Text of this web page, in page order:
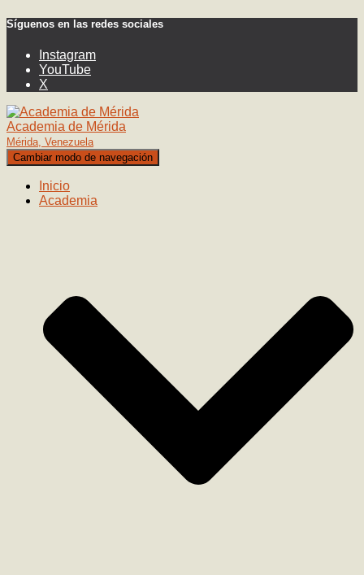
Síguenos en las redes sociales
Instagram
YouTube
X
Academia de Mérida
Mérida, Venezuela
Cambiar modo de navegación
Inicio
Academia